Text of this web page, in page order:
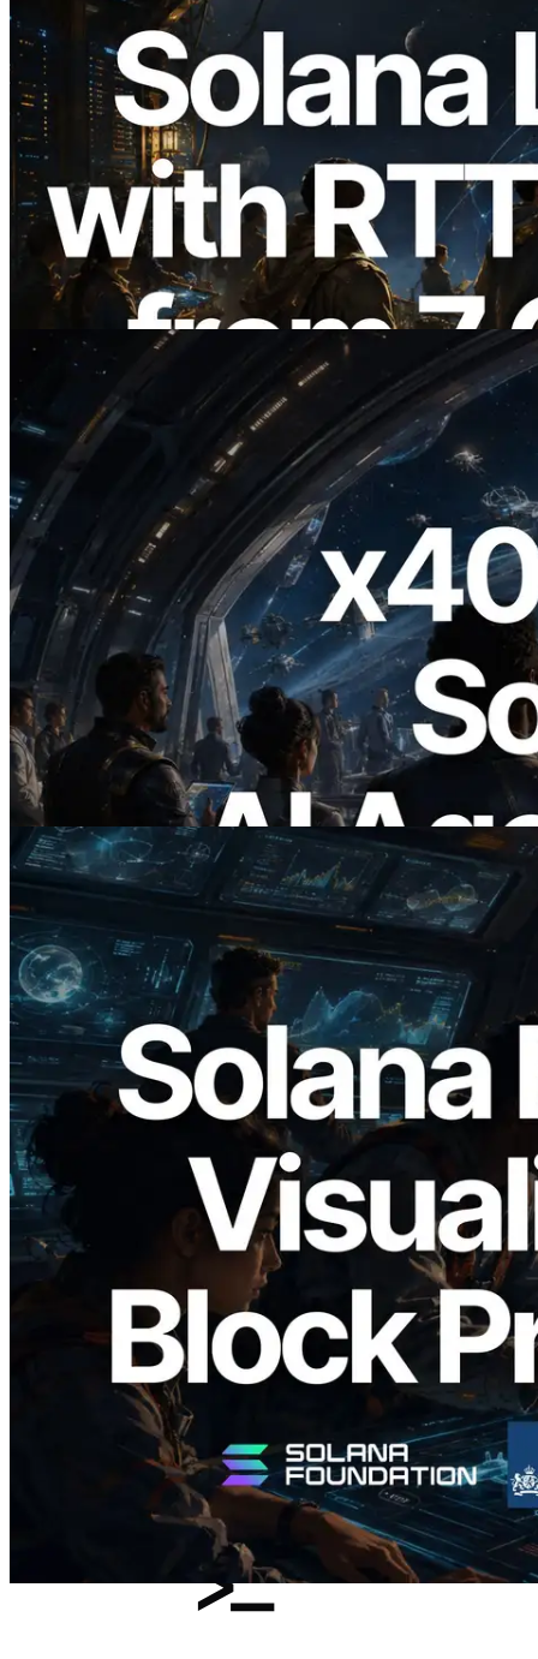
2026.08.05
ERPC, Solana Leader Slot API'yi 7
küresel bölgeden ping ölçümüyle
genişletti — Validators Information API
de yayında
Bu makaleyi oku
2026.07.04
ERPC x402 destekli Solana RPC'yi
yayınladı — AI agent'ların ihtiyaç
duydukları API'ler için anında ödeme
yaptığı dönem
Bu makaleyi oku
2026.05.24
Validators Solutions, Solana Block
Analyzer'ı Yayınladı — Slot Başına Blok
Üretim Süresi ve Görevli Doğrulayıcı
Görselleştirmesi
Bu makaleyi oku
Daha fazla yükle